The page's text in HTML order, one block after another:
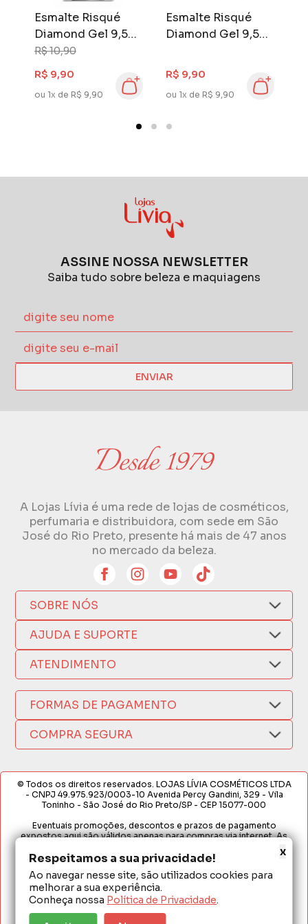
Respeitamos a sua privacidade!
Ao navegar nesse site, são utilizados cookies para
melhorar a sua experiência.
Conheça nossa Política de Privacidade.
x
Esmalte Risqué
Diamond Gel 9,5
ml Mocaccino
R$ 10,90
R$ 9,90
ou 1x de R$ 9,90
Esmalte Risqué
Diamond Gel 9,5
Hortênsias
R$ 9,90
ou 1x de R$ 9,90
ASSINE NOSSA NEWSLETTER
Saiba tudo sobre beleza e maquiagens
ENVIAR
A Lojas Lívia é uma rede de lojas de cosméticos,
perfumaria e distribuidora, com sede em São
José do Rio Preto, presente há mais de 47 anos
no mercado da beleza.
SOBRE NÓS
Quem Somos
Compra Segura
Como Comprar
Nossas Lojas
Política de Privacidade
AJUDA E SUPORTE
Nosso Aplicativo
Trocas e Devoluções
Formas de Pagamento
Fretes e Entregas
Fabricantes
Termos de Compra e Venda
ATENDIMENTO
Fale por WhatsApp
(17) 3209-9595
sacweb@lojaslivia.com.br
FORMAS DE PAGAMENTO
COMPRA SEGURA
© Todos os direitos reservados. LOJAS LÍVIA COSMÉTICOS LTDA
- CNPJ 49.975.923/0003-10 Avenida Percy Gandini, 329 - Vila
Toninho - São José do Rio Preto/SP - CEP 15077-000
Eventuais promoções, descontos e prazos de pagamento
expostos aqui são válidos apenas para compras via internet. As
Loja. É proibida a utilização total ou parcial sem nossa autorização.
Em caso de divergência de preços no site, o valor válido é o do
Carrinho de Compras. Preços e condições de pagamento
exclusivos para compras via internet. Ofertas válidas até o
término de nossos estoques para internet. Vendas sujeitas à
análise e confirmação de dados.